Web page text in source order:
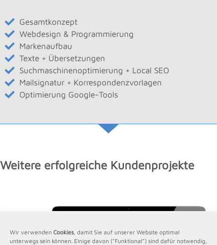
Wir verwenden Cookies, damit Sie auf unserer Website optimal
unterwegs sein können. Einige davon ("Funktional") sind dafür notwendig,
Gesamtkonzept
Webdesign & Programmierung
Markenaufbau
Texte + Übersetzungen
Suchmaschinenoptimierung + Local SEO
Mailsignatur + Korrespondenzvorlagen
Optimierung Google-Tools
Weitere erfolgreiche Kundenprojekte